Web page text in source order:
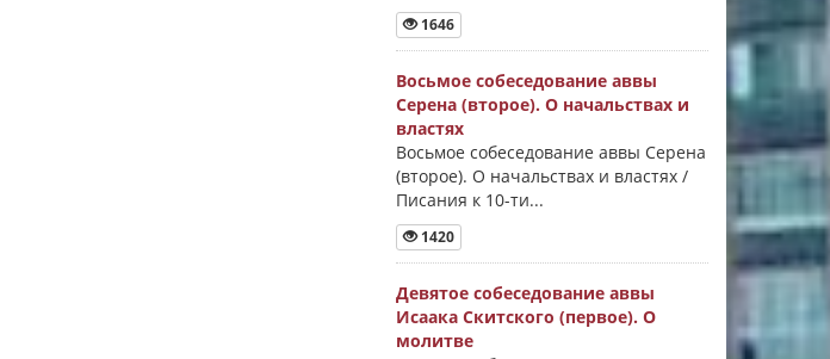
1646
Восьмое собеседование аввы
Серена (второе). О начальствах и
властях
Восьмое собеседование аввы Серена
(второе). О начальствах и властях /
Писания к 10-ти...
1420
Девятое собеседование аввы
Исаака Скитского (первое). О
молитве